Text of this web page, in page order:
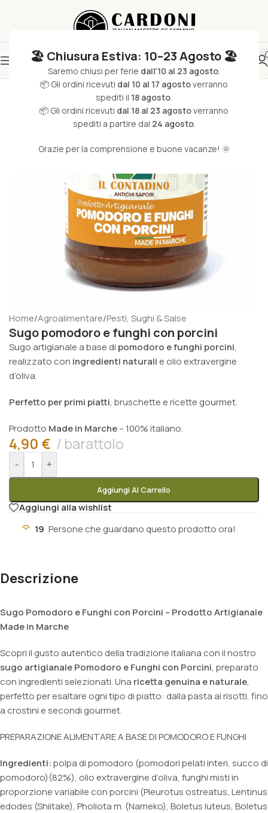
🏖️ Chiusura Estiva: 10–23 Agosto 🏖️
Saremo chiusi per ferie dall'10 al 23 agosto.
📦 Gli ordini ricevuti dal 10 al 17 agostoverranno
spediti il 18 agosto.
📦 Gli ordini ricevuti dal 18 al 23 agostoverranno
spediti a partire dal 24 agosto.
Grazie per la comprensione e buone vacanze! 🌞
Home/Agroalimentare/Pesti, Sughi & Salse
Sugo pomodoro e funghi con porcini
Sugo artigianale a base di pomodoro e funghi porcini,
realizzato con ingredienti naturali e olio extravergine
d’oliva.
Perfetto per primi piatti, bruschette e ricette gourmet.
Prodotto Made in Marche– 100% italiano.
4,90 € barattolo
- +
Aggiungi Al Carrello
Aggiungi alla wishlist
19 Persone che guardano questo prodotto ora!
Descrizione
Sugo Pomodoro e Funghi con Porcini – Prodotto Artigianale
Made in Marche
Scopri il gusto autentico della tradizione italiana con il nostro
sugo artigianale Pomodoro e Funghi con Porcini, preparato
con ingredienti selezionati. Una ricetta genuina e naturale,
perfetto per esaltare ogni tipo di piatto: dalla pasta ai risotti, fino
a crostini e secondi gourmet.
PREPARAZIONE ALIMENTARE A BASE DI POMODORO E FUNGHI
Ingredienti:polpa di pomodoro (pomodori pelati interi, succo di
pomodoro)(82%), olio extravergine d’oliva, funghi misti in
proporzione variabile con porcini (Pleurotus ostreatus, Lentinus
edodes (Shiitake), Pholiota m. (Nameko), Boletus luteus, Boletus